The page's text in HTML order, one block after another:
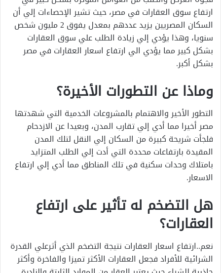
ارتفاع سوق العقارات في مصر، حيث تشير الإحصاءات إلي أن
السكان المصريين يزيد عددهم بمعدل يفوق 2 مليون شخص
سنويا، وهذا يؤدي إلي زيادة الطلب علي سوق العقارات
بشكل كبير مما يؤدي الي ارتفاع اسعار العقارات في مصر
بشكل أكبر.
وماذا عن التطورات الأخيرة؟
التطور الأخير والاهتمام بالمشروعات الخدمية التي شهدتها
مصر أخيرا مما أدي إلي تقارب المدن، وبعيدا عن الازدحام
فلجأت شريحة كبيرة من السكان إلي النقل لتلك المدن
المقيدة بارتفاعات محددة التي أدت إلي الطلب المتزايد
بامتلاك وحدات سكنية في تلك المناطق مما أدي إلي ارتفاع
الاسعار.
هل التضخم له تأثير على ارتفاع
العقارات؟
نعم..ارتفاع اسعار العقارات نتيجة التضخم الذي أثرعلي القدرة
الشرائية للأفراد فجعل العقارات الأكثر تميزا والفاخرة وأكثر